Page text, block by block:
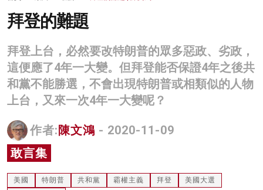
生活
商業
科技
名家榜
灼見活動
關於我們
拜登的難題
拜登上台，必然要改特朗普的眾多惡政、劣政，
這便應了4年一大變。但拜登能否保證4年之後共
和黨不能勝選，不會出現特朗普或相類似的人物
上台，又來一次4年一大變呢？
作者: 陳文鴻 - 2020-11-09
敢言集
美國 特朗普 共和黨 霸權主義 拜登
美國大選